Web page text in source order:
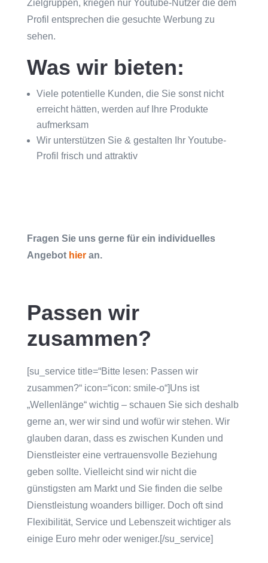
Zielgruppen, kriegen nur Youtube-Nutzer die dem
Profil entsprechen die gesuchte Werbung zu
sehen.
Was wir bieten:
Viele potentielle Kunden, die Sie sonst nicht
erreicht hätten, werden auf Ihre Produkte
aufmerksam
Wir unterstützen Sie & gestalten Ihr Youtube-
Profil frisch und attraktiv
Fragen Sie uns gerne für ein individuelles
Angebot hieran.
Passen wir
zusammen?
[su_service title=“Bitte lesen: Passen wir
zusammen?“ icon=“icon: smile-o“]Uns ist
„Wellenlänge“ wichtig – schauen Sie sich deshalb
gerne an, wer wir sind und wofür wir stehen. Wir
glauben daran, dass es zwischen Kunden und
Dienstleister eine vertrauensvolle Beziehung
geben sollte. Vielleicht sind wir nicht die
günstigsten am Markt und Sie finden die selbe
Dienstleistung woanders billiger. Doch oft sind
Flexibilität, Service und Lebenszeit wichtiger als
einige Euro mehr oder weniger.[/su_service]